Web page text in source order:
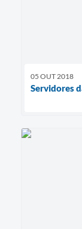
05 OUT 2018
Servidores